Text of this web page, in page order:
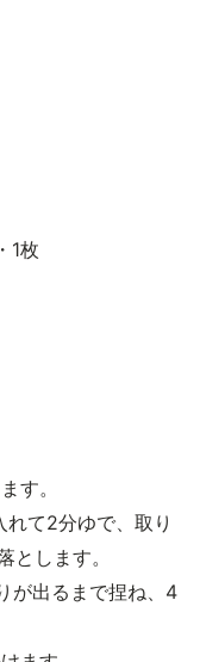
1枚
す。
れて2分ゆで、取り
とします。
が出るまで捏ね、4